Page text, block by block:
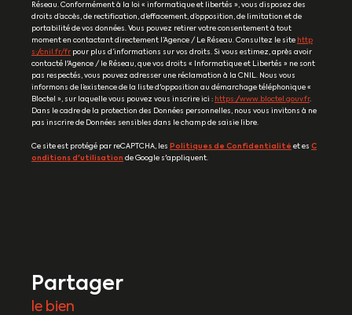
Réseau. Conformément à la loi « informatique et libertés », vous disposez des
droits d’accès, de rectification, d’effacement, d’opposition, de limitation et de
portabilité de vos données. Vous pouvez retirer votre consentement à tout
moment en contactant directement l’Agence / Le Réseau. Consultez le site http
s://cnil.fr/fr pour plus d’informations sur vos droits. Si vous estimez, après avoir
contacté l'Agence / le Réseau, que vos droits « Informatique et Libertés » ne sont
pas respectés, vous pouvez adresser une réclamation à la CNIL. Nous vous
informons de l’existence de la liste d'opposition au démarchage téléphonique «
Bloctel », sur laquelle vous pouvez vous inscrire ici : https://www.bloctel.gouv.fr.
Dans le cadre de la protection des Données personnelles, nous vous invitons à ne
pas inscrire de Données sensibles dans le champ de saisie libre.
Ce site est protégé par reCAPTCHA, les Politiques de Confidentialité et es C
onditions d'utilisation de Google s'appliquent.
partager
le bien